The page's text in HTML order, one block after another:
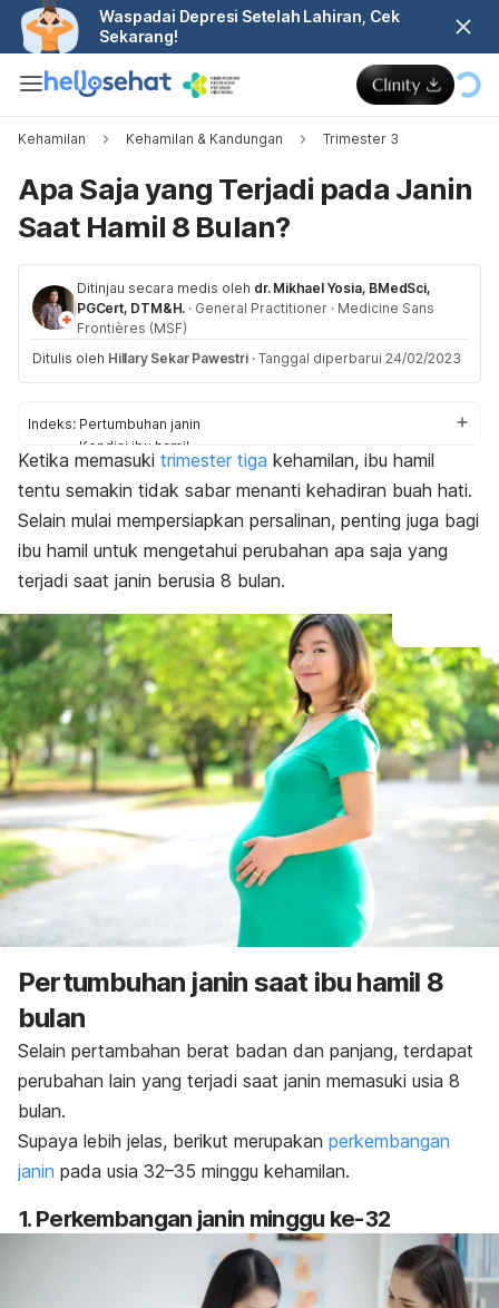
Waspadai Depresi Setelah Lahiran, Cek
Sekarang!
Kehamilan Kehamilan & Kandungan Trimester 3
Apa Saja yang Terjadi pada Janin
Saat Hamil 8 Bulan?
Ditinjau secara medis oleh dr. Mikhael Yosia, BMedSci,
PGCert, DTM&H. · General Practitioner · Medicine Sans
Frontières (MSF)
Ditulis oleh Hillary Sekar Pawestri · Tanggal diperbarui 24/02/2023
Indeks: Pertumbuhan janin
Kondisi ibu hamil
Pemeriksaan
Tips menjaga kesehatan
Ketika memasuki trimester tiga kehamilan, ibu hamil
tentu semakin tidak sabar menanti kehadiran buah hati.
Selain mulai mempersiapkan persalinan, penting juga bagi
ibu hamil untuk mengetahui perubahan apa saja yang
terjadi saat janin berusia 8 bulan.
Pertumbuhan janin saat ibu hamil 8
bulan
Selain pertambahan berat badan dan panjang, terdapat
perubahan lain yang terjadi saat janin memasuki usia 8
bulan.
Supaya lebih jelas, berikut merupakan perkembangan
janin pada usia 32–35 minggu kehamilan.
1. Perkembangan janin minggu ke-32